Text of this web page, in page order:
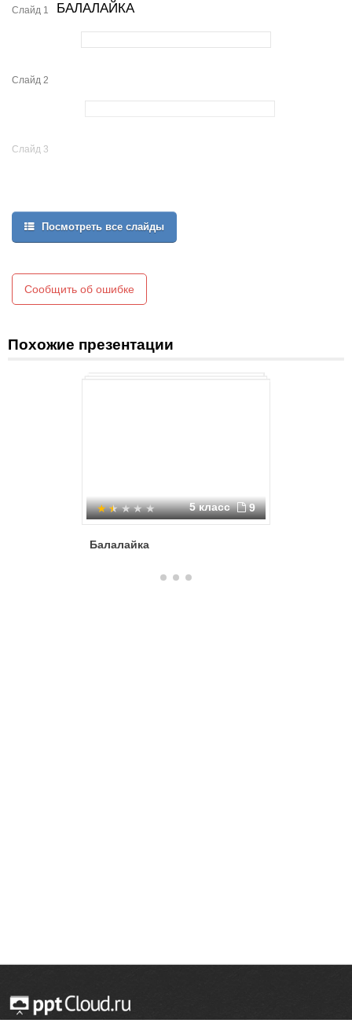
Слайд 1 БАЛАЛАЙКА
Слайд 2
Слайд 3
Посмотреть все слайды
Сообщить об ошибке
Похожие презентации
5 класс 9
Балалайка